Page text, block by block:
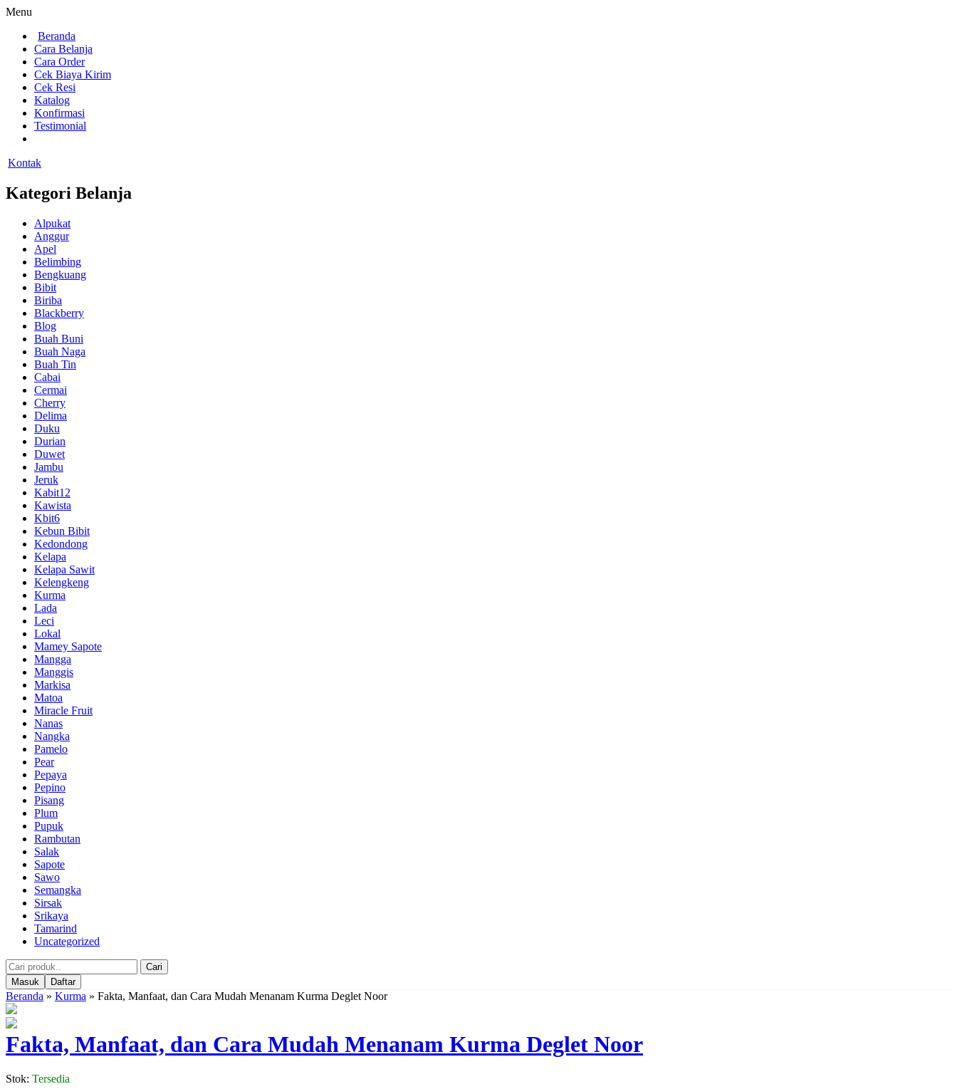
Menu
Beranda
Cara Belanja
Cara Order
Cek Biaya Kirim
Cek Resi
Katalog
Konfirmasi
Testimonial
Kontak
Kategori Belanja
Alpukat
Anggur
Apel
Belimbing
Bengkuang
Bibit
Biriba
Blackberry
Blog
Buah Buni
Buah Naga
Buah Tin
Cabai
Cermai
Cherry
Delima
Duku
Durian
Duwet
Jambu
Jeruk
Kabit12
Kawista
Kbit6
Kebun Bibit
Kedondong
Kelapa
Kelapa Sawit
Kelengkeng
Kurma
Lada
Leci
Lokal
Mamey Sapote
Mangga
Manggis
Markisa
Matoa
Miracle Fruit
Nanas
Nangka
Pamelo
Pear
Pepaya
Pepino
Pisang
Plum
Pupuk
Rambutan
Salak
Sapote
Sawo
Semangka
Sirsak
Srikaya
Tamarind
Uncategorized
Cari
Masuk
Daftar
Beranda » Kurma » Fakta, Manfaat, dan Cara Mudah Menanam Kurma Deglet Noor
Fakta, Manfaat, dan Cara Mudah Menanam Kurma Deglet Noor
Stok: Tersedia